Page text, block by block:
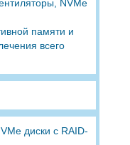
NVMe
памяти и
всего
диски с RAID-